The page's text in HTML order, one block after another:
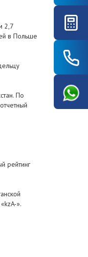
2,7
в Польше
По
рейтинг
».